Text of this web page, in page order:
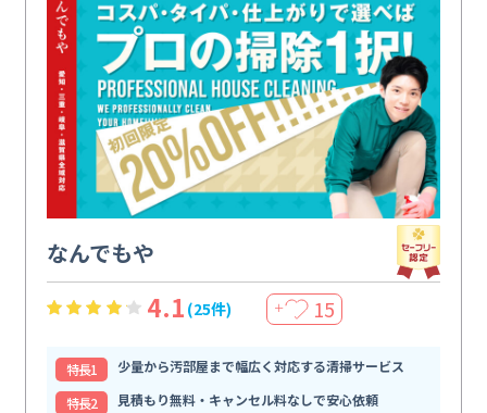
なんでもや
4.1 (25件) ＋ 15
特⻑1
少量から汚部屋まで幅広く対応する清掃サービス
特⻑2
見積もり無料・キャンセル料なしで安心依頼